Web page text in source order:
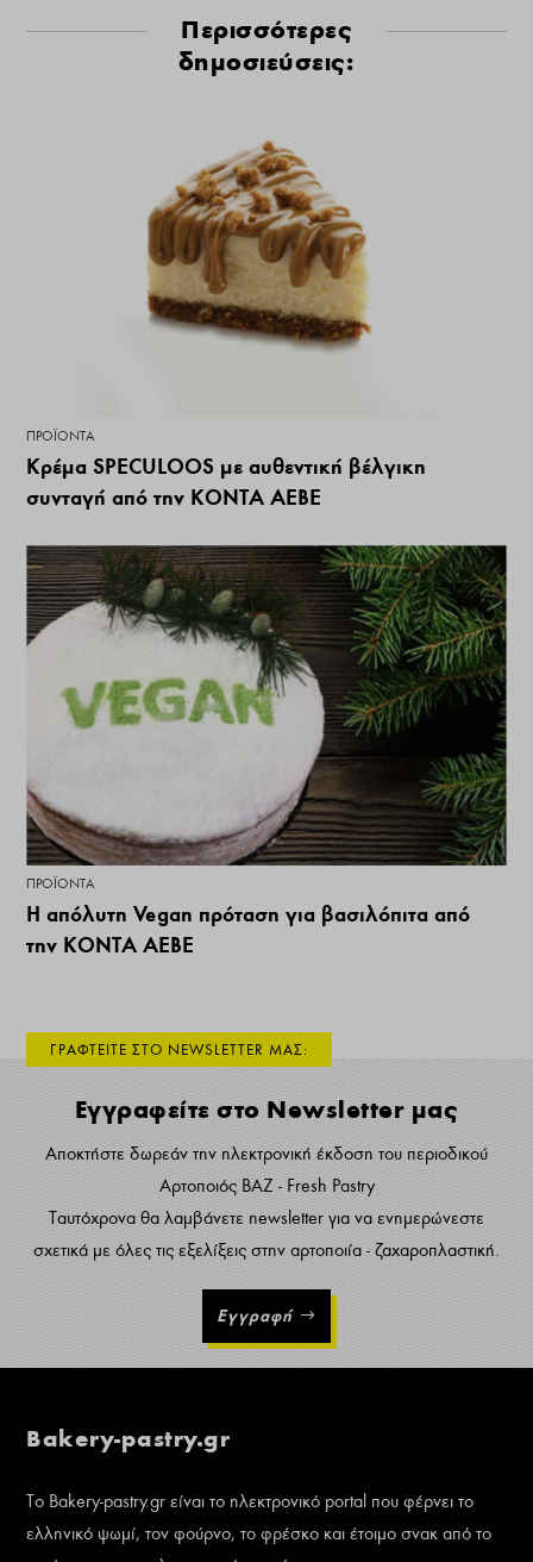
Περισσότερες
δημοσιεύσεις:
ΠΡΟΪΌΝΤΑ
Κρέμα SPECULOOS με αυθεντική βέλγικη
συνταγή από την ΚΟΝΤΑ ΑΕΒΕ
ΠΡΟΪΌΝΤΑ
Η απόλυτη Vegan πρόταση για βασιλόπιτα από
την ΚΟΝΤΑ ΑΕΒΕ
ΓΡΑΦΤΕΙΤΕ ΣΤΟ NEWSLETTER ΜΑΣ:
Εγγραφείτε στο Newsletter μας
Αποκτήστε δωρεάν την ηλεκτρονική έκδοση του περιοδικού
Αρτοποιός ΒΑΖ - Fresh Pastry
Ταυτόχρονα θα λαμβάνετε newsletter για να ενημερώνεστε
σχετικά με όλες τις εξελίξεις στην αρτοποιία - ζαχαροπλαστική.
Εγγραφή
Bakery-pastry.gr
Το Bakery-pastry.gr είναι το ηλεκτρονικό portal που φέρνει το
ελληνικό ψωμί, τον φούρνο, το φρέσκο και έτοιμο σνακ από το